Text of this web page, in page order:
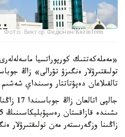
Фото: Виктор Федюнин/Kazinform
«مەملەكەتتىك كورپوراتسيا
تولىقتىرۋلار ەنگىزۋ تۋرالى» زاڭ
تالقىلاعان دەپۋتاتتار وسىنداي
جالپى
زاڭىنا وزگەرىستەر مەن تولىقتىرۋلار